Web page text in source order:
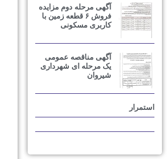
آگهی مرحله دوم مزایده
فروش ۶ قطعه زمین با
کاربری مسکونی
آگهی مناقصه عمومی
یک مرحله ای شهرداری
شیروان
استمرار